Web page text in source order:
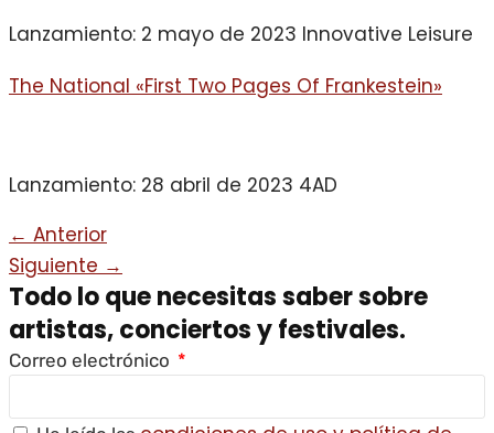
Lanzamiento: 2 mayo de 2023 Innovative Leisure
The National «First Two Pages Of Frankestein»
Lanzamiento: 28 abril de 2023 4AD
← Anterior
Siguiente →
Todo lo que necesitas saber sobre
artistas, conciertos y festivales.
Correo electrónico